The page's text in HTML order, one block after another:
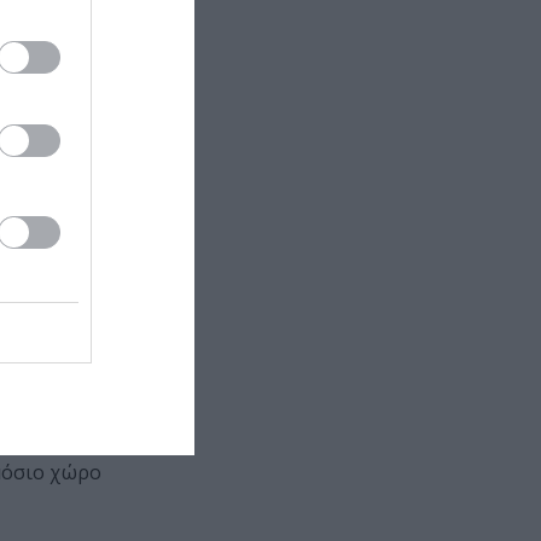
υπό
στην
δημόσιο
μας
πλύνει
χώρο